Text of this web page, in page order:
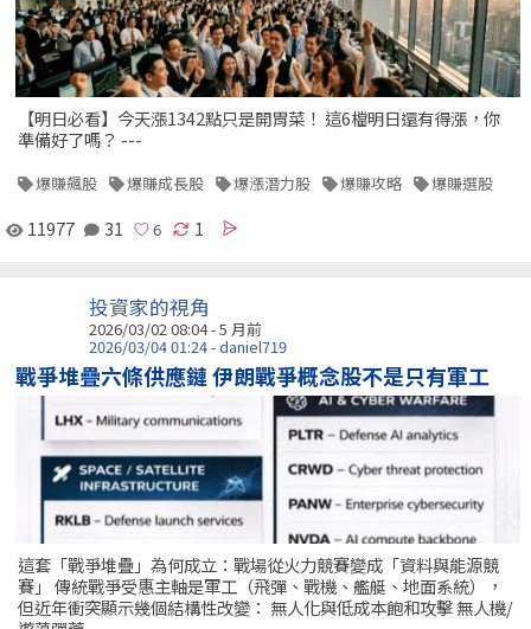
【明日必看】今天漲1342點只是開胃菜！ 這6檔明日還有得漲，你
準備好了嗎？ ---
爆賺飆股 爆賺成長股 爆漲潛力股 爆賺攻略 爆賺選股
11977 31 1
投資家的視角
2026/03/02 08:04 - 5 月前
2026/03/04 01:24 - daniel719
戰爭堆疊六條供應鏈 伊朗戰爭概念股不是只有軍工
這套「戰爭堆疊」為何成立：戰場從火力競賽變成「資料與能源競
賽」 傳統戰爭受惠主軸是軍工（飛彈、戰機、艦艇、地面系統），
但近年衝突顯示幾個結構性改變： 無人化與低成本飽和攻擊 無人機/